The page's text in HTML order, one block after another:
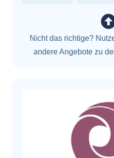
Nicht das richtige?
andere Angebote zu